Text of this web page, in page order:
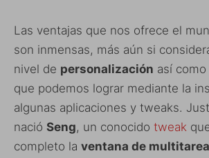
Las ventajas que nos ofrece el
son inmensas, más aún si
nivel de personalización así
que podemos lograr mediante la
algunas aplicaciones y tweaks.
nació Seng, un conocido tweak
completo la ventana de multitarea